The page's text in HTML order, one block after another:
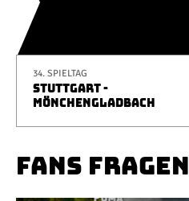
34. SPIELTAG
STUTTGART -
MÖNCHENGLADBACH
FANS FRAGEN